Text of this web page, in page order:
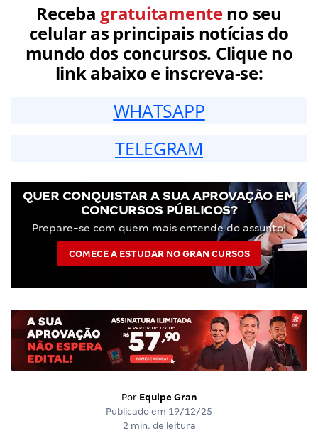
Receba gratuitamenteno seu
celular as principais notícias do
mundo dos concursos. Clique no
link abaixo e inscreva-se:
WHATSAPP
TELEGRAM
QUER CONQUISTAR A SUA APROVAÇÃO EM
CONCURSOS PÚBLICOS?
Prepare-se com quem mais entende do assunto!
COMECE A ESTUDAR NO GRAN CURSOS
Por Equipe Gran
Publicado em 19/12/25
2 min. de leitura